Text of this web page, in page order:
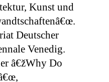
Kunst und
Deutscher
Venedig.
â€žWhy Do